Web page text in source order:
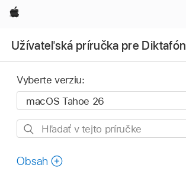
Apple
Užívateľská príručka pre Diktafón
Vyberte verziu:
Hľadať
príručke
Obsah